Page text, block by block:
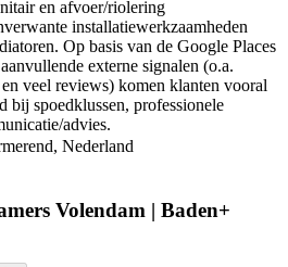
en afvoer/riolering
installatiewerkzaamheden
Op basis van de Google Places
externe signalen (o.a.
veel reviews) komen klanten vooral
bij spoedklussen, professionele
advies.
Nederland
Volendam | Baden+